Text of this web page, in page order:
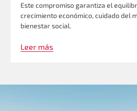
Este compromiso garantiza el
crecimiento económico, cuidado del
bienestar social.
Leer más